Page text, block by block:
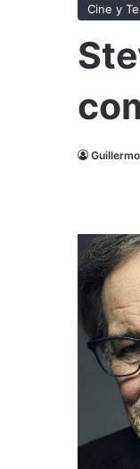
Cine y